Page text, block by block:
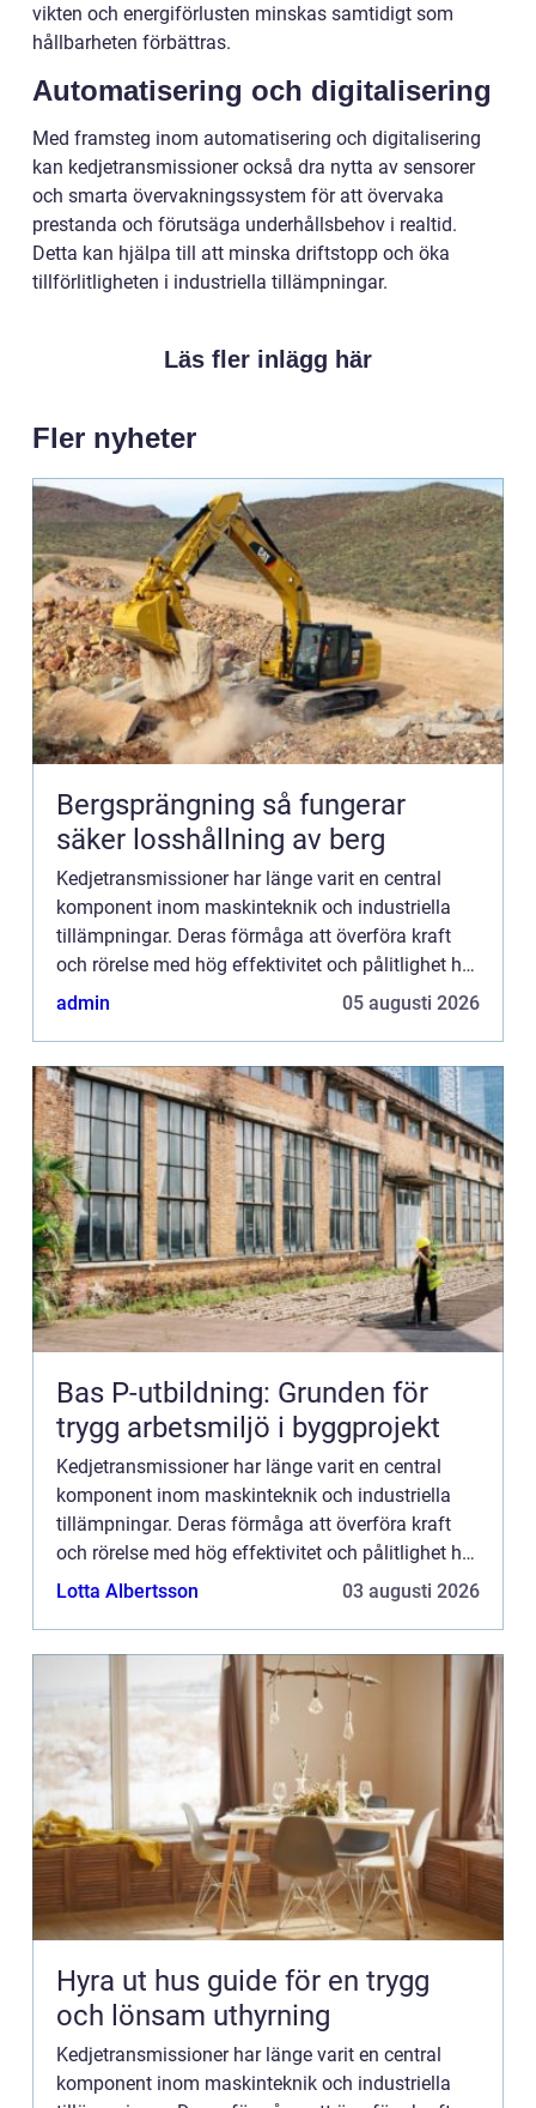
vikten och energiförlusten minskas samtidigt som
hållbarheten förbättras.
Automatisering och digitalisering
Med framsteg inom automatisering och digitalisering
kan kedjetransmissioner också dra nytta av sensorer
och smarta övervakningssystem för att övervaka
prestanda och förutsäga underhållsbehov i realtid.
Detta kan hjälpa till att minska driftstopp och öka
tillförlitligheten i industriella tillämpningar.
Läs fler inlägg här
Fler nyheter
Bergsprängning så fungerar
säker losshållning av berg
Kedjetransmissioner har länge varit en central
komponent inom maskinteknik och industriella
tillämpningar. Deras förmåga att överföra kraft
och rörelse med hög effektivitet och pålitlighet har
gjort dem ...
admin 05 augusti 2026
Bas P-utbildning: Grunden för
trygg arbetsmiljö i byggprojekt
Kedjetransmissioner har länge varit en central
komponent inom maskinteknik och industriella
tillämpningar. Deras förmåga att överföra kraft
och rörelse med hög effektivitet och pålitlighet har
gjort dem ...
Lotta Albertsson 03 augusti 2026
Hyra ut hus guide för en trygg
och lönsam uthyrning
Kedjetransmissioner har länge varit en central
komponent inom maskinteknik och industriella